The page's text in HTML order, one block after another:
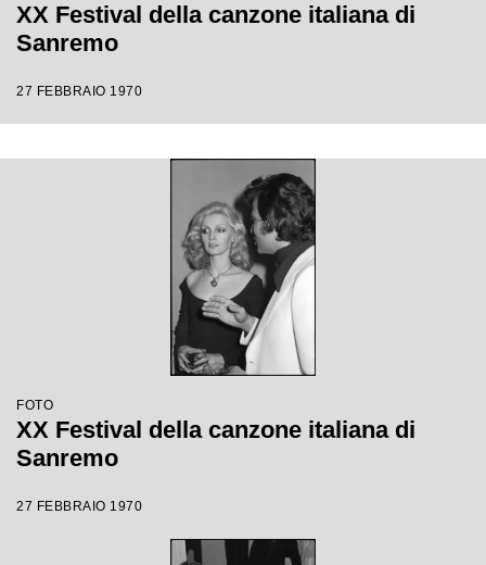
XX Festival della canzone italiana di
Sanremo
27 FEBBRAIO 1970
FOTO
XX Festival della canzone italiana di
Sanremo
27 FEBBRAIO 1970